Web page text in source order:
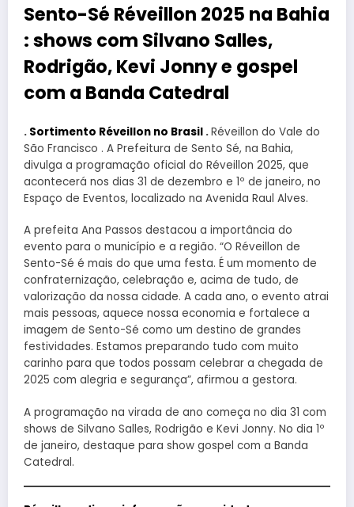
Sento-Sé Réveillon 2025 na Bahia
: shows com Silvano Salles,
Rodrigão, Kevi Jonny e gospel
com a Banda Catedral
. Sortimento Réveillon no Brasil .Réveillon do Vale do
São Francisco . A Prefeitura de Sento Sé, na Bahia,
divulga a programação oficial do Réveillon 2025, que
acontecerá nos dias 31 de dezembro e 1º de janeiro, no
Espaço de Eventos, localizado na Avenida Raul Alves.
A prefeita Ana Passos destacou a importância do
evento para o município e a região. “O Réveillon de
Sento-Sé é mais do que uma festa. É um momento de
confraternização, celebração e, acima de tudo, de
valorização da nossa cidade. A cada ano, o evento atrai
mais pessoas, aquece nossa economia e fortalece a
imagem de Sento-Sé como um destino de grandes
festividades. Estamos preparando tudo com muito
carinho para que todos possam celebrar a chegada de
2025 com alegria e segurança”, afirmou a gestora.
A programação na virada de ano começa no dia 31 com
shows de Silvano Salles, Rodrigão e Kevi Jonny. No dia 1º
de janeiro, destaque para show gospel com a Banda
Catedral.